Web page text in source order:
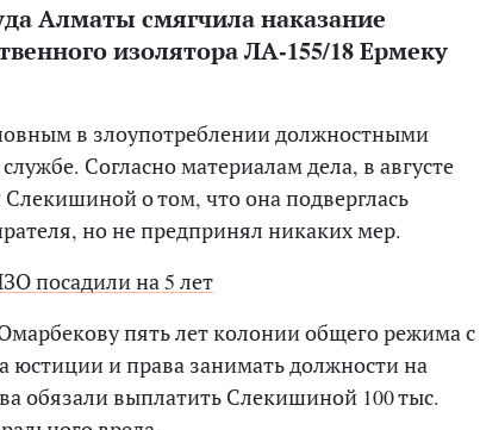
Алматы смягчила наказание
изолятора ЛА-155/18 Ермеку
в злоупотреблении должностными
Согласно материалам дела, в августе
о том, что она подверглась
но не предпринял никаких мер.
посадили на 5 лет
пять лет колонии общего режима с
и права занимать должности на
обязали выплатить Слекишиной 100 тыс.